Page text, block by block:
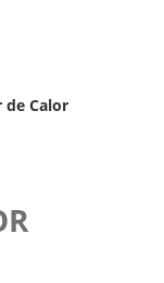
de Calor